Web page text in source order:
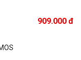
909.000 đ